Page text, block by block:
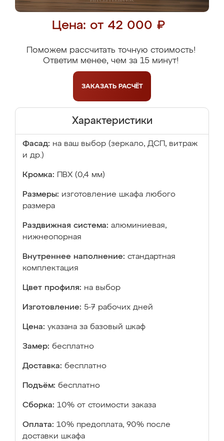
Цена: от 42 000 ₽
Поможем рассчитать точную стоимость!
Ответим менее, чем за 15 минут!
ЗАКАЗАТЬ РАСЧЁТ
Характеристики
Фасад: на ваш выбор (зеркало, ДСП, витраж
и др.)
Кромка: ПВХ (0,4 мм)
Размеры: изготовление шкафа любого
размера
Раздвижная система: алюминиевая,
нижнеопорная
Внутреннее наполнение: стандартная
комплектация
Цвет профиля: на выбор
Изготовление: 5-7 рабочих дней
Цена: указана за базовый шкаф
Замер: бесплатно
Доставка: бесплатно
Подъём: бесплатно
Сборка: 10% от стоимости заказа
Оплата: 10% предоплата, 90% после
доставки шкафа